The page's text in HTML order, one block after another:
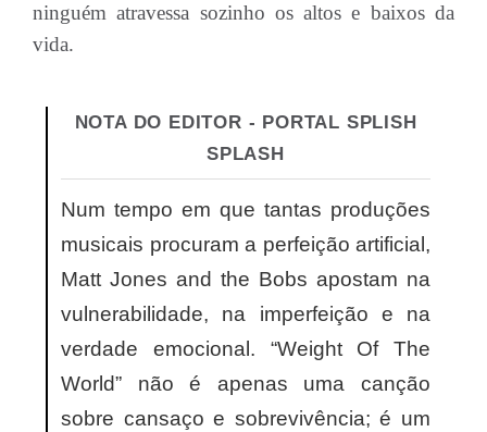
ninguém atravessa sozinho os altos e baixos da
vida.
NOTA DO EDITOR - PORTAL SPLISH
SPLASH
Num tempo em que tantas produções
musicais procuram a perfeição artificial,
Matt Jones and the Bobs apostam na
vulnerabilidade, na imperfeição e na
verdade emocional. “Weight Of The
World” não é apenas uma canção
sobre cansaço e sobrevivência; é um